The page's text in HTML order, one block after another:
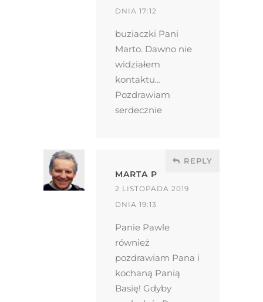
DNIA 17:12
buziaczki Pani
Marto. Dawno nie
widziałem
kontaktu…
Pozdrawiam
serdecznie
MARTA P
2 LISTOPADA 2019
DNIA 19:13
REPLY
Panie Pawle
również
pozdrawiam Pana i
kochaną Panią
Basię! Gdyby